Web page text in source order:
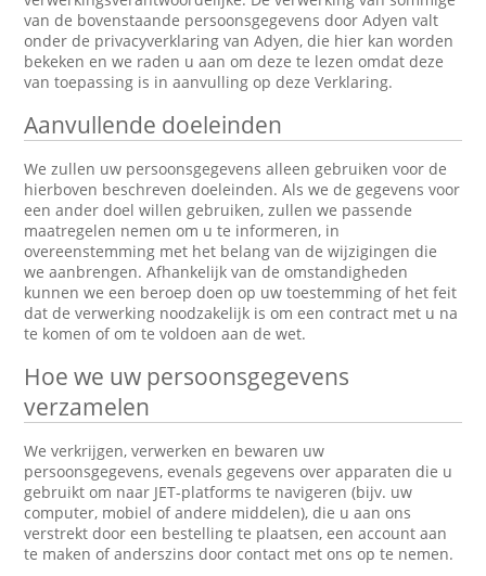
van de bovenstaande persoonsgegevens door Adyen valt
onder de privacyverklaring van Adyen, die hier kan worden
bekeken en we raden u aan om deze te lezen omdat deze
van toepassing is in aanvulling op deze Verklaring.
Aanvullende doeleinden
We zullen uw persoonsgegevens alleen gebruiken voor de
hierboven beschreven doeleinden. Als we de gegevens voor
een ander doel willen gebruiken, zullen we passende
maatregelen nemen om u te informeren, in
overeenstemming met het belang van de wijzigingen die
we aanbrengen. Afhankelijk van de omstandigheden
kunnen we een beroep doen op uw toestemming of het feit
dat de verwerking noodzakelijk is om een contract met u na
te komen of om te voldoen aan de wet.
Hoe we uw persoonsgegevens
verzamelen
We verkrijgen, verwerken en bewaren uw
persoonsgegevens, evenals gegevens over apparaten die u
gebruikt om naar JET-platforms te navigeren (bijv. uw
computer, mobiel of andere middelen), die u aan ons
verstrekt door een bestelling te plaatsen, een account aan
te maken of anderszins door contact met ons op te nemen.